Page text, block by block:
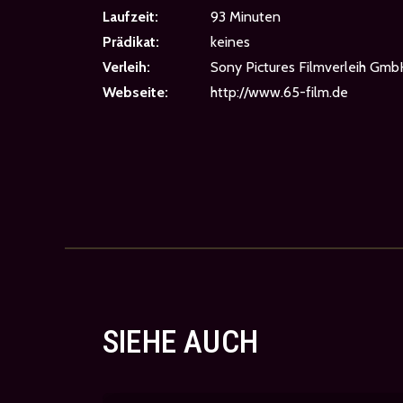
Laufzeit:
93 Minuten
Prädikat:
keines
Verleih:
Sony Pictures Filmverleih
Webseite:
http://www.65-film.de
SIEHE AUCH